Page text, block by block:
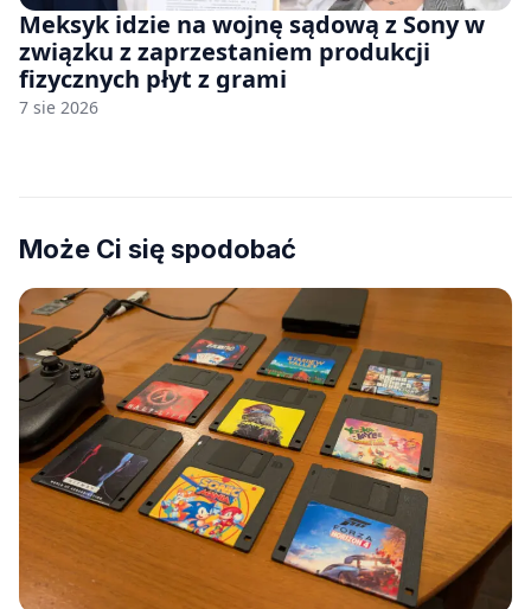
Meksyk idzie na wojnę sądową z Sony w
związku z zaprzestaniem produkcji
fizycznych płyt z grami
7 sie 2026
Może Ci się spodobać